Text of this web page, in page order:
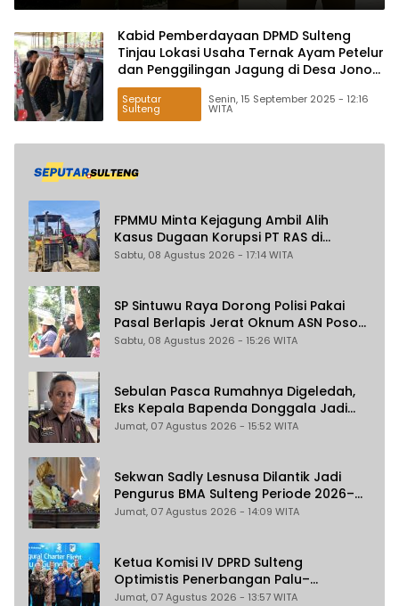
Kabid Pemberdayaan DPMD Sulteng
Tinjau Lokasi Usaha Ternak Ayam Petelur
dan Penggilingan Jagung di Desa Jono
Oge
Seputar
Sulteng
Senin, 15 September 2025 - 12:16
WITA
FPMMU Minta Kejagung Ambil Alih
Kasus Dugaan Korupsi PT RAS di
Morowali Utara
Sabtu, 08 Agustus 2026 - 17:14 WITA
SP Sintuwu Raya Dorong Polisi Pakai
Pasal Berlapis Jerat Oknum ASN Poso
Terlibat Dugaan Pelecehan Seksual
Sabtu, 08 Agustus 2026 - 15:26 WITA
Sebulan Pasca Rumahnya Digeledah,
Eks Kepala Bapenda Donggala Jadi
Tersangka Dugaan Korupsi
Jumat, 07 Agustus 2026 - 15:52 WITA
Sekwan Sadly Lesnusa Dilantik Jadi
Pengurus BMA Sulteng Periode 2026–
2031
Jumat, 07 Agustus 2026 - 14:09 WITA
Ketua Komisi IV DPRD Sulteng
Optimistis Penerbangan Palu–
Guangzhou Dongkrak Ekspor dan
Jumat, 07 Agustus 2026 - 13:57 WITA